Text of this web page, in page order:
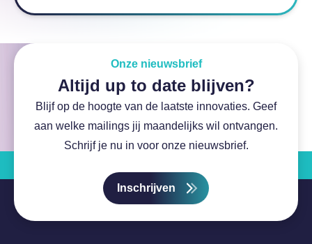
Onze nieuwsbrief
Altijd up to date blijven?
Blijf op de hoogte van de laatste innovaties. Geef
aan welke mailings jij maandelijks wil ontvangen.
Schrijf je nu in voor onze nieuwsbrief.
Inschrijven